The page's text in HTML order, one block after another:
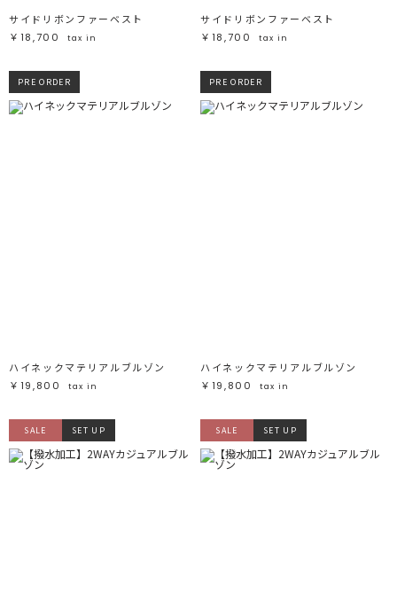
サイドリボンファーベスト
￥18,700
tax in
サイドリボンファーベスト
￥18,700
tax in
PRE ORDER
ハイネックマテリアルブルゾン
￥19,800
tax in
PRE ORDER
ハイネックマテリアルブルゾン
￥19,800
tax in
SALE SET UP SALE SET UP